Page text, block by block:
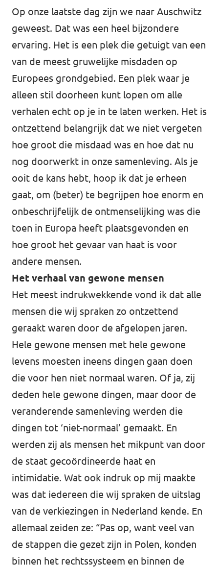
Op onze laatste dag zijn we naar Auschwitz
geweest. Dat was een heel bijzondere
ervaring. Het is een plek die getuigt van een
van de meest gruwelijke misdaden op
Europees grondgebied. Een plek waar je
alleen stil doorheen kunt lopen om alle
verhalen echt op je in te laten werken. Het is
ontzettend belangrijk dat we niet vergeten
hoe groot die misdaad was en hoe dat nu
nog doorwerkt in onze samenleving. Als je
ooit de kans hebt, hoop ik dat je erheen
gaat, om (beter) te begrijpen hoe enorm en
onbeschrijfelijk de ontmenselijking was die
toen in Europa heeft plaatsgevonden en
hoe groot het gevaar van haat is voor
andere mensen.
Het verhaal van gewone mensen
Het meest indrukwekkende vond ik dat alle
mensen die wij spraken zo ontzettend
geraakt waren door de afgelopen jaren.
Hele gewone mensen met hele gewone
levens moesten ineens dingen gaan doen
die voor hen niet normaal waren. Of ja, zij
deden hele gewone dingen, maar door de
veranderende samenleving werden die
dingen tot ‘niet-normaal’ gemaakt. En
werden zij als mensen het mikpunt van door
de staat gecoördineerde haat en
intimidatie. Wat ook indruk op mij maakte
was dat iedereen die wij spraken de uitslag
van de verkiezingen in Nederland kende. En
allemaal zeiden ze: “Pas op, want veel van
de stappen die gezet zijn in Polen, konden
binnen het rechtssysteem en binnen de